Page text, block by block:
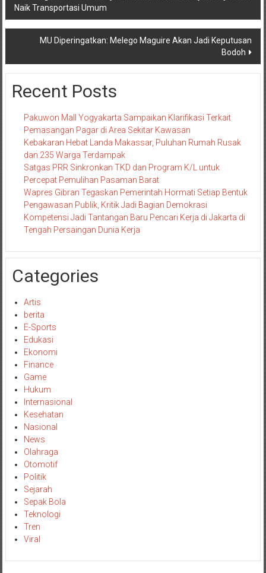
pos
Naik Transportasi Umum
MU Diperingatkan: Melego Maguire Akan Jadi Keputusan
Bodoh
Recent Posts
Pakuwon Mall Yogyakarta Sampaikan Klarifikasi Terkait
Pemasangan Pagar di Area Sekitar Kawasan
Kebakaran Hebat Landa Makassar, Puluhan Rumah Rusak
dan 235 Warga Terdampak
Satgas PRR Sinkronkan TKD dan Program K/L untuk
Percepat Pemulihan Pasaman Barat
Wapres Gibran Tegaskan Pemerintah Hormati Setiap Bentuk
Pengawasan Publik, Kritik Jadi Bagian Demokrasi
Kompetensi Jadi Tantangan Baru Pencari Kerja di Jakarta di
Tengah Persaingan Dunia Kerja
Categories
Artis
berita
E-Sports
Edukasi
Ekonomi
Finance
Game
Hukum
Internasional
Kesehatan
Nasional
News
Olahraga
Otomotif
Politik
Sejarah
Sepak Bola
Teknologi
Tren
Viral